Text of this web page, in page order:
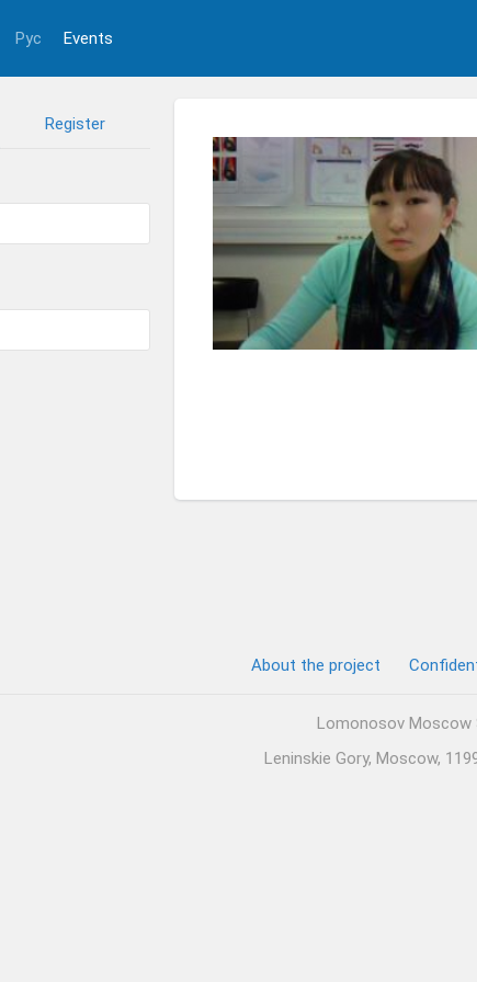
Рус Events
Register
About the project
Lomonosov Moscow
Leninskie Gory, Moscow,